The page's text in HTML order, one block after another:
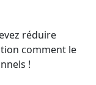
réduire
comment le
!